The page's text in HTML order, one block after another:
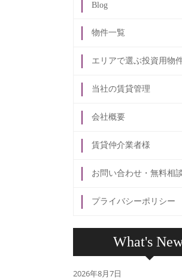
Blog
物件一覧
エリアで選ぶ投資用物
当社の賃貸管理
会社概要
賃貸仲介業者様
お問い合わせ・無料相
プライバシーポリシー
What's
2026年8月7日